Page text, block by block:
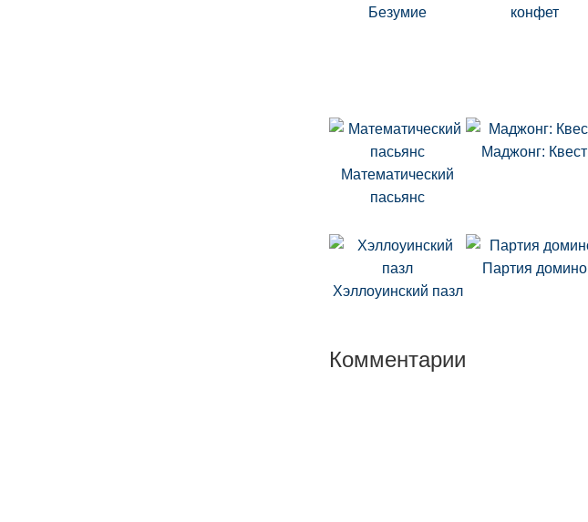
Безумие
конфет
Математический
пасьянс
Маджонг: Квест
Хэллоуинский пазл
Партия домино
Комментарии